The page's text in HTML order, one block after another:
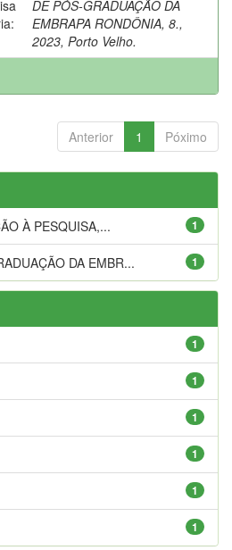
DE PÓS-GRADUAÇÃO DA
EMBRAPA RONDÔNIA, 8.,
2023, Porto Velho.
Anterior 1 Póximo
1
À PESQUISA,...
1
DA EMBR...
1
1
1
1
1
1